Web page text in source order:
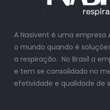
A Nasivent é uma
o mundo quando é
a respiração. No Brasil a
e tem se consolidado no
efetividade e qualidade de